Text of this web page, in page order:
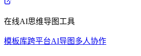
在线AI思维导图工具
模板库跨平台AI导图 多人协作